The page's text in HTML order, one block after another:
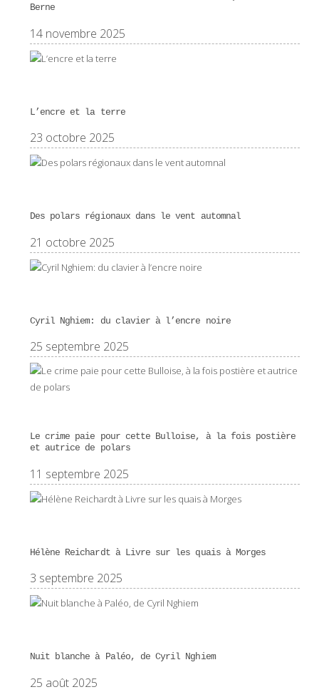
Berne
14 novembre 2025
L’encre et la terre
23 octobre 2025
Des polars régionaux dans le vent automnal
21 octobre 2025
Cyril Nghiem: du clavier à l’encre noire
25 septembre 2025
Le crime paie pour cette Bulloise, à la fois postière
et autrice de polars
11 septembre 2025
Hélène Reichardt à Livre sur les quais à Morges
3 septembre 2025
Nuit blanche à Paléo, de Cyril Nghiem
25 août 2025